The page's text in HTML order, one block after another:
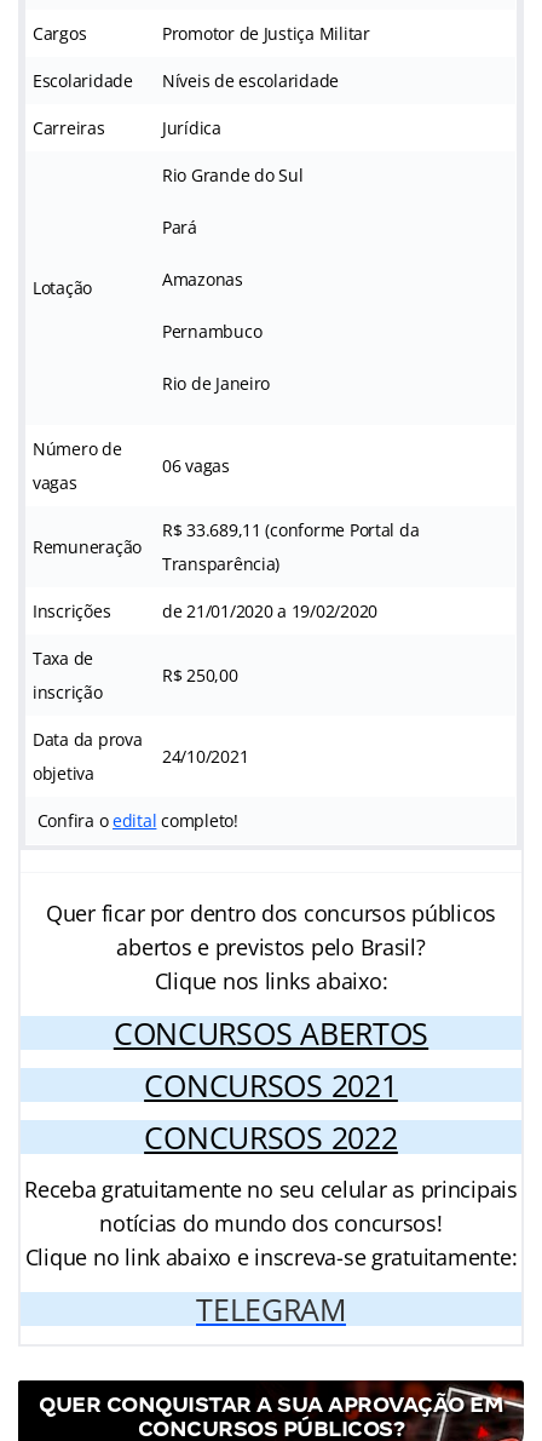
Cargos Promotor de Justiça Militar
Escolaridade Níveis de escolaridade
Carreiras Jurídica
Lotação
Rio Grande do Sul
Pará
Amazonas
Pernambuco
Rio de Janeiro
Número de
vagas
06 vagas
Remuneração
R$ 33.689,11 (conforme Portal da
Transparência)
Inscrições de 21/01/2020 a 19/02/2020
Taxa de
inscrição
R$ 250,00
Data da prova
objetiva
24/10/2021
Confira oedital completo!
Quer ficar por dentro dos concursos públicos
abertos e previstos pelo Brasil?
Clique nos links abaixo:
CONCURSOS ABERTOS
CONCURSOS 2021
CONCURSOS 2022
Receba gratuitamente no seu celular as principais
notícias do mundo dos concursos!
Clique no link abaixo e inscreva-se gratuitamente:
TELEGRAM
QUER CONQUISTAR A SUA APROVAÇÃO EM
CONCURSOS PÚBLICOS?